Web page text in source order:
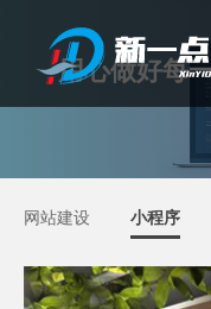
用心做好每
网站建设 小程序